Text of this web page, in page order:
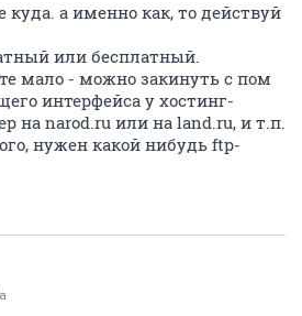
куда. а именно как, то действуй
или бесплатный.
мало - можно закинуть с пом
интерфейса у хостинг-
на narod.ru или на land.ru, и т.п.
нужен какой нибудь ftp-